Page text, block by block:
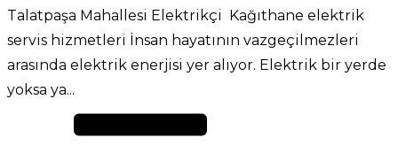
Talatpaşa Mahallesi Elektrikçi Kağıthane elektrik
servis hizmetleri İnsan hayatının vazgeçilmezleri
arasında elektrik enerjisi yer alıyor. Elektrik bir yerde
yoksa ya...